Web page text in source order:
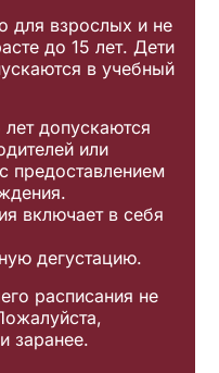
для взрослых и не
до 15 лет. Дети
в учебный
допускаются
или
предоставлением
включает в себя
дегустацию.
расписания не
заранее.